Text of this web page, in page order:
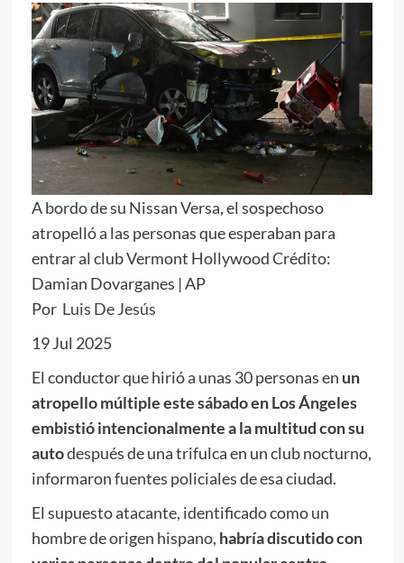
A bordo de su Nissan Versa, el sospechoso
atropelló a las personas que esperaban para
entrar al club Vermont Hollywood Crédito:
Damian Dovarganes | AP
Por Luis De Jesús
19 Jul 2025
El conductor que hirió a unas 30 personas en un
atropello múltiple este sábado en Los Ángeles
embistió intencionalmente a la multitud con su
autodespués de una trifulca en un club nocturno,
informaron fuentes policiales de esa ciudad.
El supuesto atacante, identificado como un
hombre de origen hispano, habría discutido con